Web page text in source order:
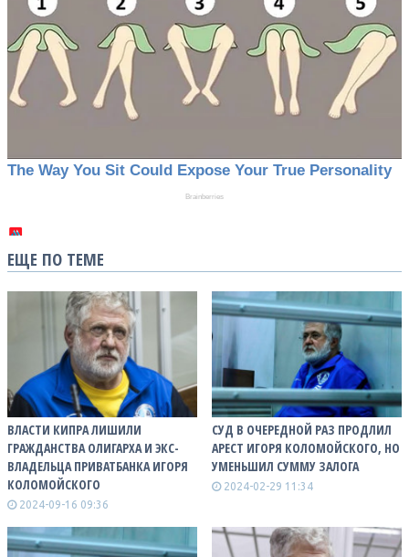
ЕЩЕ ПО ТЕМЕ
ВЛАСТИ КИПРА ЛИШИЛИ
ГРАЖДАНСТВА ОЛИГАРХА И ЭКС-
ВЛАДЕЛЬЦА ПРИВАТБАНКА ИГОРЯ
КОЛОМОЙСКОГО
2024-09-16 09:36
СУД В ОЧЕРЕДНОЙ РАЗ ПРОДЛИЛ
АРЕСТ ИГОРЯ КОЛОМОЙСКОГО, НО
УМЕНЬШИЛ СУММУ ЗАЛОГА
2024-02-29 11:34